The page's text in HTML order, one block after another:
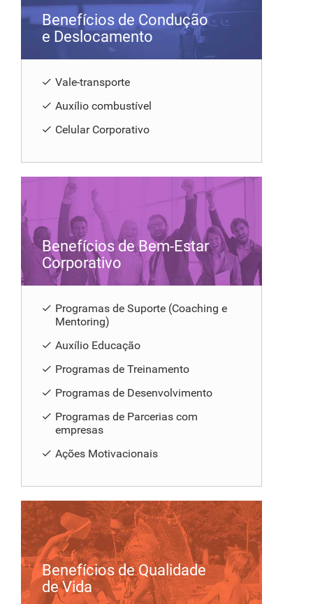
Benefícios de Condução
e Deslocamento
Vale-transporte
Auxílio combustível
Celular Corporativo
Benefícios de Bem-Estar
Corporativo
Programas de Suporte (Coaching e
Mentoring)
Auxílio Educação
Programas de Treinamento
Programas de Desenvolvimento
Programas de Parcerias com
empresas
Ações Motivacionais
Benefícios de Qualidade
de Vida